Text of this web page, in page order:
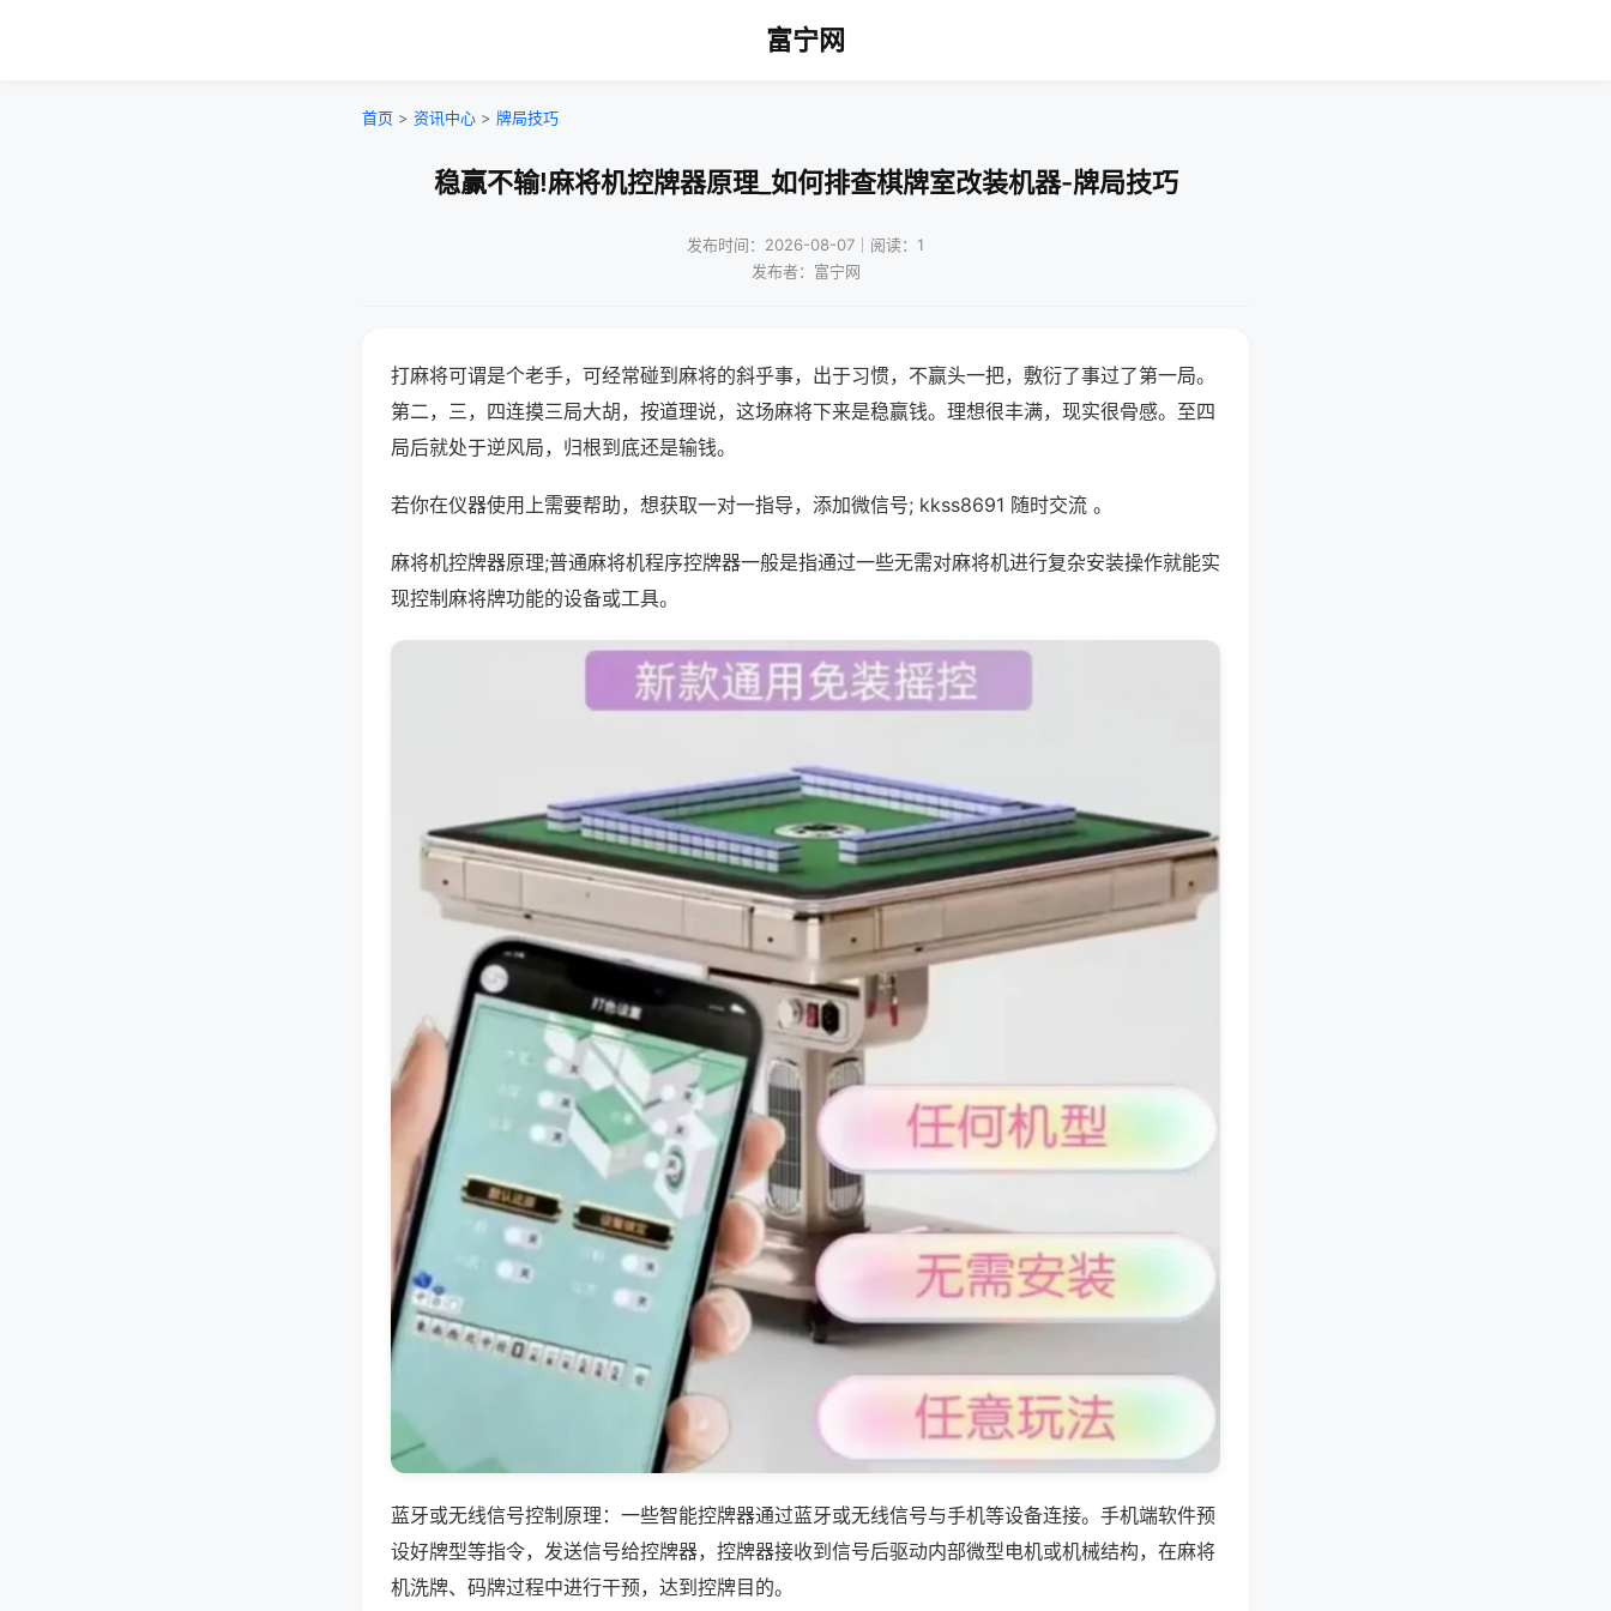
富宁网
首页 > 资讯中心 > 牌局技巧
稳赢不输!麻将机控牌器原理_如何排查棋牌室改装机器-牌局技巧
发布时间：2026-08-07｜阅读：1
发布者：富宁网
打麻将可谓是个老手，可经常碰到麻将的斜乎事，出于习惯，不赢头一把，敷衍了事过了第一局。
第二，三，四连摸三局大胡，按道理说，这场麻将下来是稳赢钱。理想很丰满，现实很骨感。至四
局后就处于逆风局，归根到底还是输钱。
若你在仪器使用上需要帮助，想获取一对一指导，添加微信号; kkss8691 随时交流 。
麻将机控牌器原理;普通麻将机程序控牌器一般是指通过一些无需对麻将机进行复杂安装操作就能实
现控制麻将牌功能的设备或工具。
蓝牙或无线信号控制原理：一些智能控牌器通过蓝牙或无线信号与手机等设备连接。手机端软件预
设好牌型等指令，发送信号给控牌器，控牌器接收到信号后驱动内部微型电机或机械结构，在麻将
机洗牌、码牌过程中进行干预，达到控牌目的。